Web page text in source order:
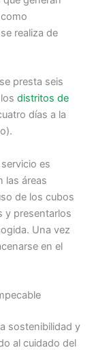
realiza de
presta seis
distritos de
días a la
es
las áreas
de los cubos
y presentarlos
Una vez
en el
sostenibilidad y
al cuidado del